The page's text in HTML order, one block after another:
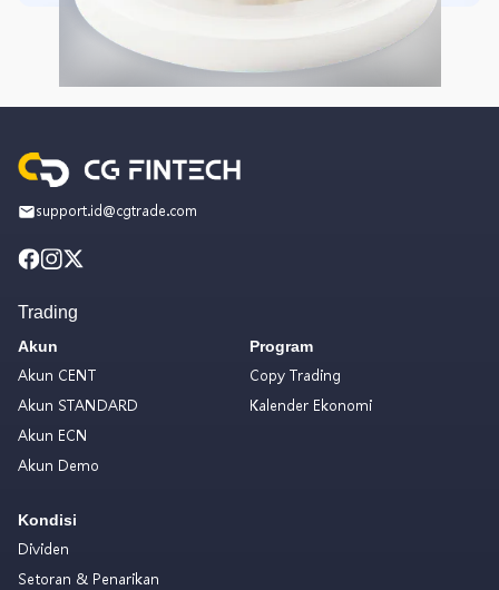
support.id@cgtrade.com
Trading
Akun
Akun CENT
Akun STANDARD
Akun ECN
Akun Demo
Kondisi
Dividen
Setoran & Penarikan
Program
Copy Trading
Kalender Ekonomi